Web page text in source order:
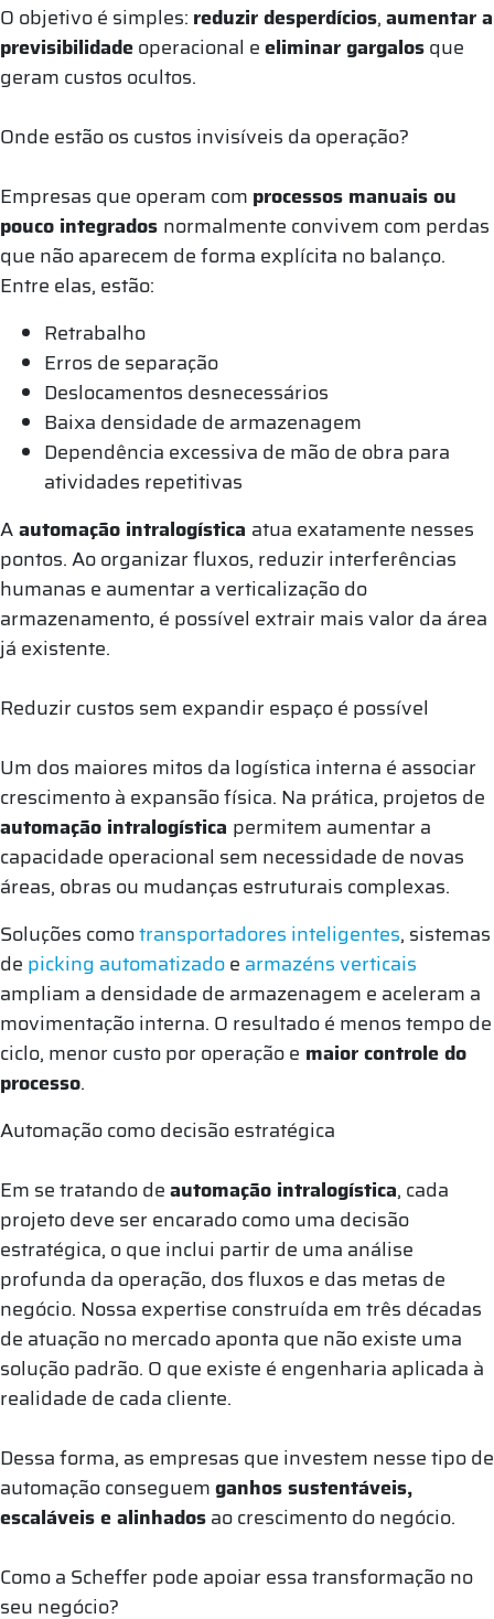
O objetivo é simples: reduzir desperdícios,aumentar a
previsibilidadeoperacional eeliminar gargalosque
geram custos ocultos.
Onde estão os custos invisíveis da operação?
Empresas que operam com processos manuais ou
pouco integrados normalmente convivem com perdas
que não aparecem de forma explícita no balanço.
Entre elas, estão:
Retrabalho
Erros de separação
Deslocamentos desnecessários
Baixa densidade de armazenagem
Dependência excessiva de mão de obra para
atividades repetitivas
Aautomação intralogística atua exatamente nesses
pontos. Ao organizar fluxos, reduzir interferências
humanas e aumentar a verticalização do
armazenamento, é possível extrair mais valor da área
já existente.
Reduzir custos sem expandir espaço é possível
Um dos maiores mitos da logística interna é associar
crescimento à expansão física. Na prática, projetos de
automação intralogística permitem aumentar a
capacidade operacional sem necessidade de novas
áreas, obras ou mudanças estruturais complexas.
Soluções comotransportadores inteligentes, sistemas
de picking automatizadoe armazéns verticais
ampliam a densidade de armazenagem e aceleram a
movimentação interna. O resultado é menos tempo de
ciclo, menor custo por operação e maior controle do
processo.
Automação como decisão estratégica
Em se tratando deautomação intralogística, cada
projeto deve ser encarado como uma decisão
estratégica, o que inclui partir de uma análise
profunda da operação, dos fluxos e das metas de
negócio. Nossa expertise construída em três décadas
de atuação no mercado aponta que não existe uma
solução padrão. O que existe é engenharia aplicada à
realidade de cada cliente.
Dessa forma, as empresas que investem nesse tipo de
automação conseguemganhos sustentáveis,
escaláveis e alinhadosao crescimento do negócio.
Como a Scheffer pode apoiar essa transformação no
seu negócio?